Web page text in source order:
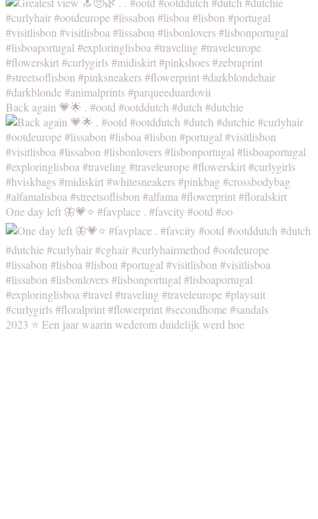
Back again 💗🌟 . #ootd #ootddutch #dutch #dutchie
One day left 🦋💗⭐️ #favplace . #favcity #ootd #oo
2023 ⭐️ Een jaar waarin wederom duidelijk werd hoe